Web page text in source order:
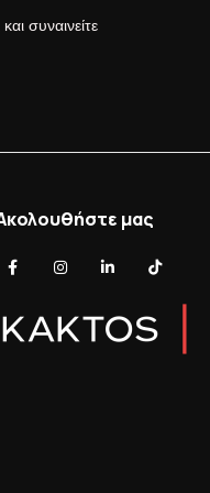
και συναινείτε
μας